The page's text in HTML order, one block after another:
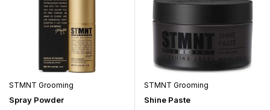
STMNT Grooming
Spray Powder
STMNT Grooming
Shine Paste